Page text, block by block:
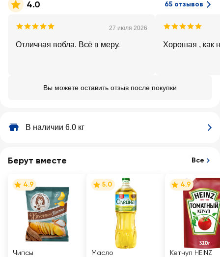
4.0 65 отзывов
27 июля 2026
Отличная вобла. Всё в меру. Хорошая , как
Вы можете оставить отзыв после покупки
В наличии 6.0 кг
Берут вместе Все
4.9
Чипсы
5.0
Масло
4.9
Кетчуп HEINZ